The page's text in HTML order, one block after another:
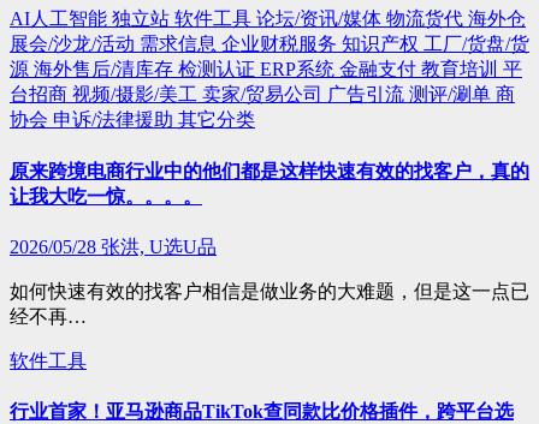
AI人工智能 独立站 软件工具 论坛/资讯/媒体 物流货代 海外仓
展会/沙龙/活动 需求信息 企业财税服务 知识产权 工厂/货盘/货
源 海外售后/清库存 检测认证 ERP系统 金融支付 教育培训 平
台招商 视频/摄影/美工 卖家/贸易公司 广告引流 测评/涮单 商
协会 申诉/法律援助 其它分类
原来跨境电商行业中的他们都是这样快速有效的找客户，真的
让我大吃一惊。。。。
2026/05/28 张洪, U选U品
如何快速有效的找客户相信是做业务的大难题，但是这一点已
经不再…
软件工具
行业首家！亚马逊商品TikTok查同款比价格插件，跨平台选